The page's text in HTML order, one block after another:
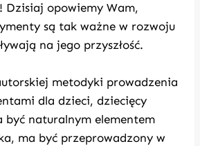
Dzisiaj opowiemy Wam,
są tak ważne w rozwoju
na jego przyszłość.
metodyki prowadzenia
dla dzieci, dziecięcy
być naturalnym elementem
ma być przeprowadzony w